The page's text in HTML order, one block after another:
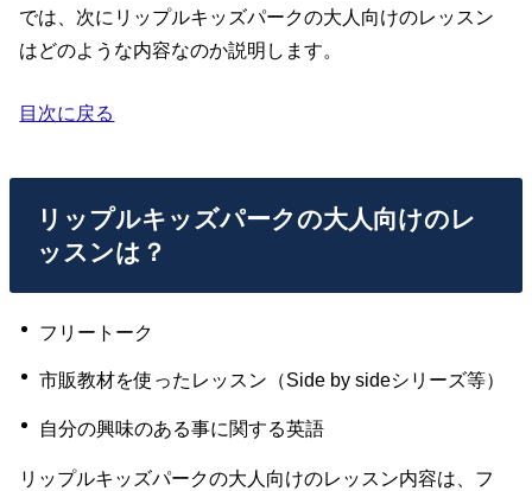
では、次にリップルキッズパークの大人向けのレッスン
はどのような内容なのか説明します。
目次に戻る
リップルキッズパークの大人向けのレ
ッスンは？
フリートーク
市販教材を使ったレッスン（Side by sideシリーズ等）
自分の興味のある事に関する英語
リップルキッズパークの大人向けのレッスン内容は、フ